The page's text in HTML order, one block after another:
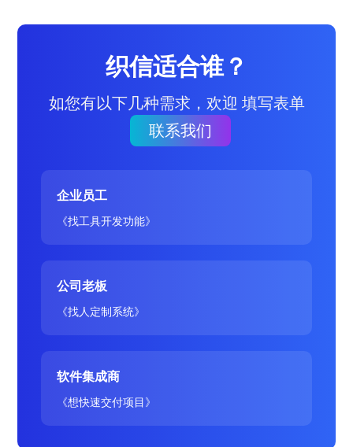
织信适合谁？
如您有以下几种需求，欢迎 填写表单
联系我们
企业员工
《找工具开发功能》
公司老板
《找人定制系统》
软件集成商
《想快速交付项目》